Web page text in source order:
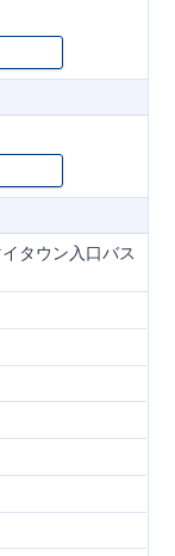
タウン入口バス